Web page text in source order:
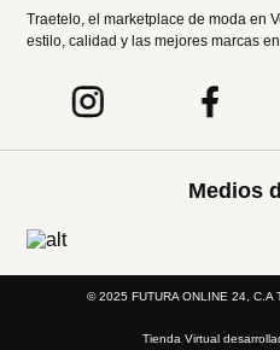
Traetelo, el marketplace de moda en
estilo, calidad y las mejores marcas
Medios
© 2025 FUTURA ONLINE 24, C.A
Tienda Virtual